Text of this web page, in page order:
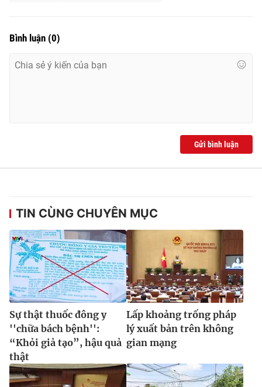
® Cấm sao chép dưới mọi hình thức nếu không có sự chấp
thuận bằng văn bản. Ghi rõ nguồn VTV.vn khi phát hành lại
Bình luận (0)
Gửi bình luận
TIN CÙNG CHUYÊN MỤC
Sự thật thuốc đông y
''chữa bách bệnh'':
“Khỏi giả tạo”, hậu quả
thật
Lấp khoảng trống pháp
lý xuất bản trên không
gian mạng